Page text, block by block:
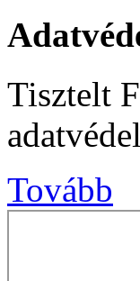
Tisztelt
Tovább